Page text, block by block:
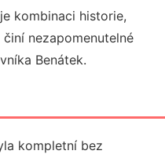
kombinaci historie,
nezapomenutelné
Benátek.
kompletní bez